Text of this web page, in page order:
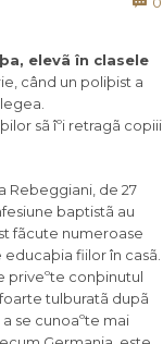
elevã în clasele
când un poliþist a
sã îºi retragã copiii
Rebeggiani, de 27
baptistã au
fãcute numeroase
fiilor în casã.
priveºte conþinutul
tulburatã dupã
se cunoaºte mai